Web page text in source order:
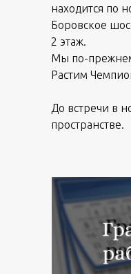
находится по
Боровское
2 этаж.
Мы по-
Растим
До встречи в
пространстве.